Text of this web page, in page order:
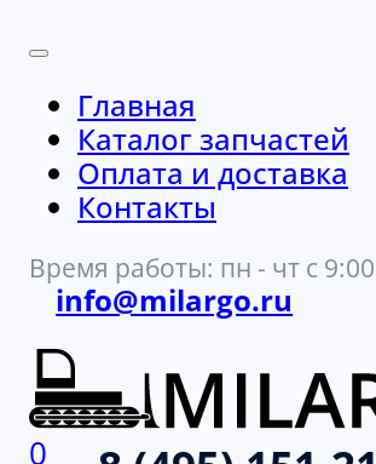
Главная
Каталог запчастей
Оплата и доставка
Контакты
Время работы: пн - чт с
info@milargo.ru
0